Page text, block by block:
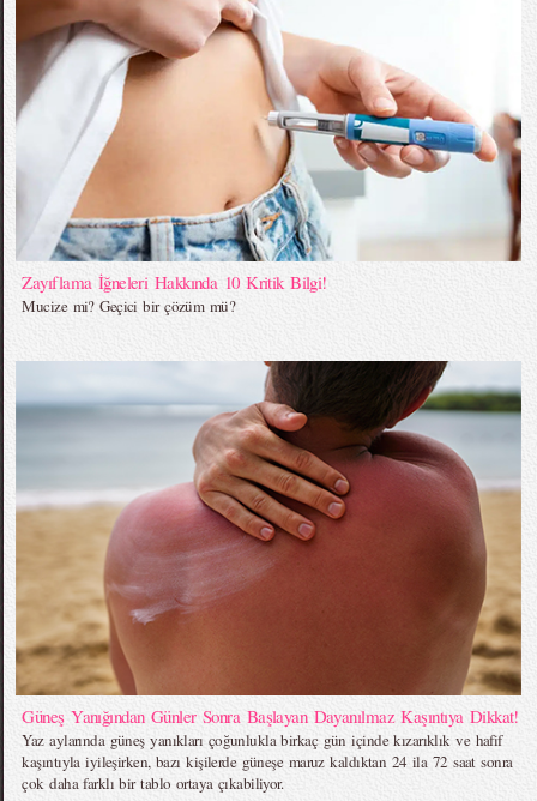
Zayıflama İğneleri Hakkında 10 Kritik Bilgi!
Mucize mi? Geçici bir çözüm mü?
Güneş Yanığından Günler Sonra Başlayan Dayanılmaz Kaşıntıya Dikkat!
Yaz aylarında güneş yanıkları çoğunlukla birkaç gün içinde kızarıklık ve hafif
kaşıntıyla iyileşirken, bazı kişilerde güneşe maruz kaldıktan 24 ila 72 saat sonra
çok daha farklı bir tablo ortaya çıkabiliyor.